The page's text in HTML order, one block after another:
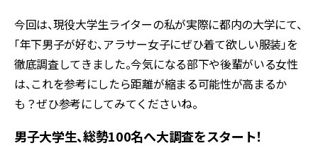
今回は、現役大学生ライターの私が実際に都内の大学にて、
「年下男子が好む、アラサー女子にぜひ着て欲しい服装」を
徹底調査してきました。今気になる部下や後輩がいる女性
は、これを参考にしたら距離が縮まる可能性が高まるか
も？ぜひ参考にしてみてくださいね。
男子大学生、総勢100名へ大調査をスタート！